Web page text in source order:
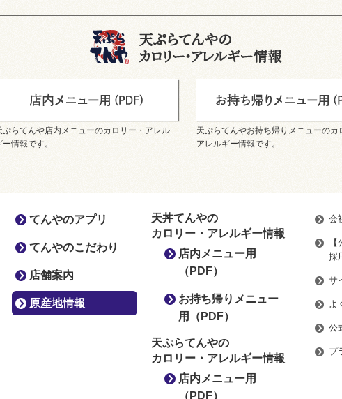
ぷらてんや店内メニューのカロリー・アレル
ー情報です。
天ぷらてんやお持ち帰りメニューのカ
アレルギー情報です。
てんやのアプリ
てんやのこだわり
店舗案内
原産地情報
天丼てんやの
カロリー・アレルギー情報
店内メニュー用
（PDF）
お持ち帰りメニュー
用（PDF）
天ぷらてんやの
カロリー・アレルギー情報
店内メニュー用
（PDF）
会
採
サ
よ
公
プ